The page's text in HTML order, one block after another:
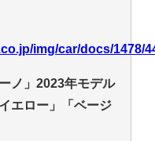
img/car/docs/1478/
ノ」2023年モデル
エロー」「ベージ